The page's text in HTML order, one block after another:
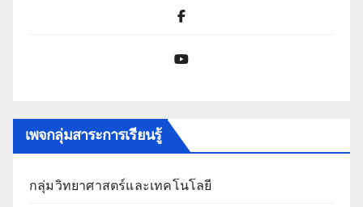
Facebook
YouTube
เพจกลุ่มสาระการเรียนรู้
กลุ่มวิทยาศาสตร์และเทคโนโลยี